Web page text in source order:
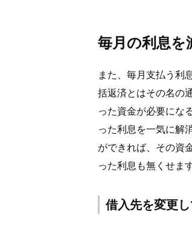
毎月の利息
また、毎月支払う利
括返済とはその名の
った資金が必要にな
った利息を一気に解
ができれば、その資
った利息も無くせます
借入先を変更